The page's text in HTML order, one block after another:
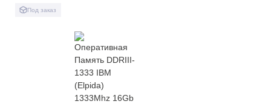
Под заказ